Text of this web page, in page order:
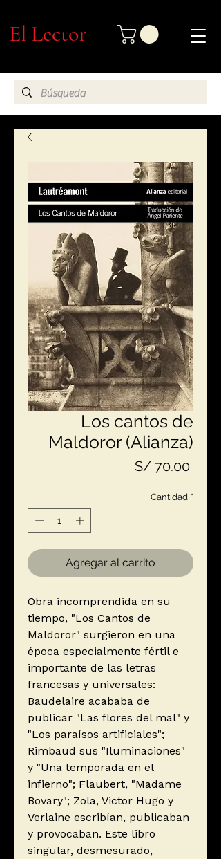
El Lector
Los cantos de
Maldoror (Alianza)
S/ 70.00Precio
Cantidad *
Agregar al carrito
Obra incomprendida en su
tiempo, "Los Cantos de
Maldoror" surgieron en una
época especialmente fértil e
importante de las letras
francesas y universales:
Baudelaire acababa de
publicar "Las flores del mal" y
"Los paraísos artificiales";
Rimbaud sus "Iluminaciones"
y "Una temporada en el
infierno"; Flaubert, "Madame
Bovary"; Zola, Victor Hugo y
Verlaine escribían, publicaban
y provocaban. Este libro
singular, desmesurado,